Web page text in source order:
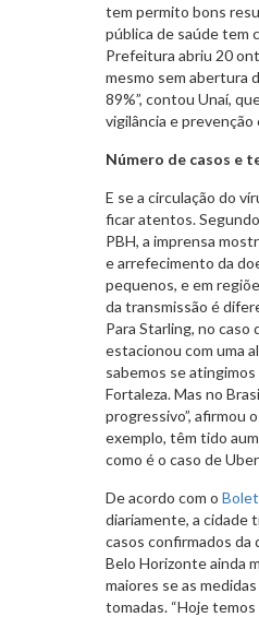
tem permito bons
pública de saúde tem
Prefeitura abriu 20
mesmo sem abertura
89%”, contou Unaí,
vigilância e
Número de casos e
E se a circulação do
ficar atentos.
PBH, a imprensa
e arrefecimento da
pequenos, e em
da transmissão é
Para Starling, no caso
estacionou com uma
sabemos se
Fortaleza. Mas no
progressivo”, afirmou
exemplo, têm tido
como é o caso de
De acordo com o
diariamente, a cidade
casos confirmados da
Belo Horizonte ainda
maiores se as
tomadas. “Hoje